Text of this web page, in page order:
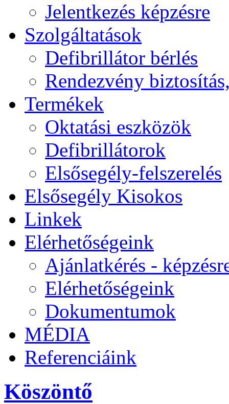
Jelentkezés képzésre
Szolgáltatások
Defibrillátor bérlés
Rendezvény
Termékek
Oktatási eszközök
Defibrillátorok
Elsősegély-felszerelés
Elsősegély Kisokos
Linkek
Elérhetőségeink
Ajánlatkérés -
Elérhetőségeink
Dokumentumok
MÉDIA
Referenciáink
Köszöntő